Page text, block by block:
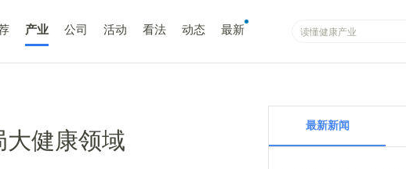
产业 公司 活动 看法 动态 最新
大健康领域
最新新闻